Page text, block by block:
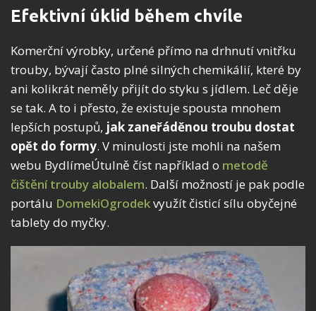
Efektivní úklid během chvíle
Komerční výrobky, určené přímo na drhnutí vnitřku
trouby, bývají často plné silných chemikálií, které by
ani kolikrát neměly přijít do styku s jídlem. Leč děje
se tak. A to i přesto, že existuje spousta mnohem
lepších postupů, jak zaneřáděnou troubu dostat
opět do formy. V minulosti jste mohli na našem
webu BydlímeÚtulně číst například o metodě
čištění trouby alobalem. Další možností je pak podle
portálu DomekiOgrodekvyužít čisticí sílu obyčejné
tablety do myčky.